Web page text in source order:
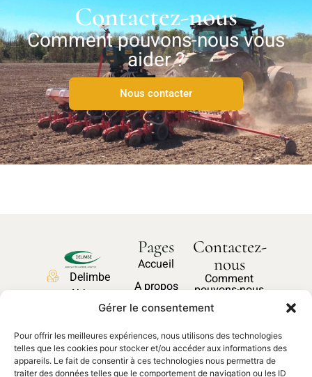
Gérer le consentement
Pour offrir les meilleures expériences, nous utilisons des technologies
telles que les cookies pour stocker et/ou accéder aux informations des
appareils. Le fait de consentir à ces technologies nous permettra de
traiter des données telles que le comportement de navigation ou les ID
Contactez-nous
Comment pouvons-nous vous
aider ?
Nous contacter
Delimbe
Abbaye
27340,
Pont de
Pages
Accueil
A propos
Nos produits
Pièces
détachées
Contactez-
nous
Comment
pouvons-nous
vous aider ?
Nous
contacter